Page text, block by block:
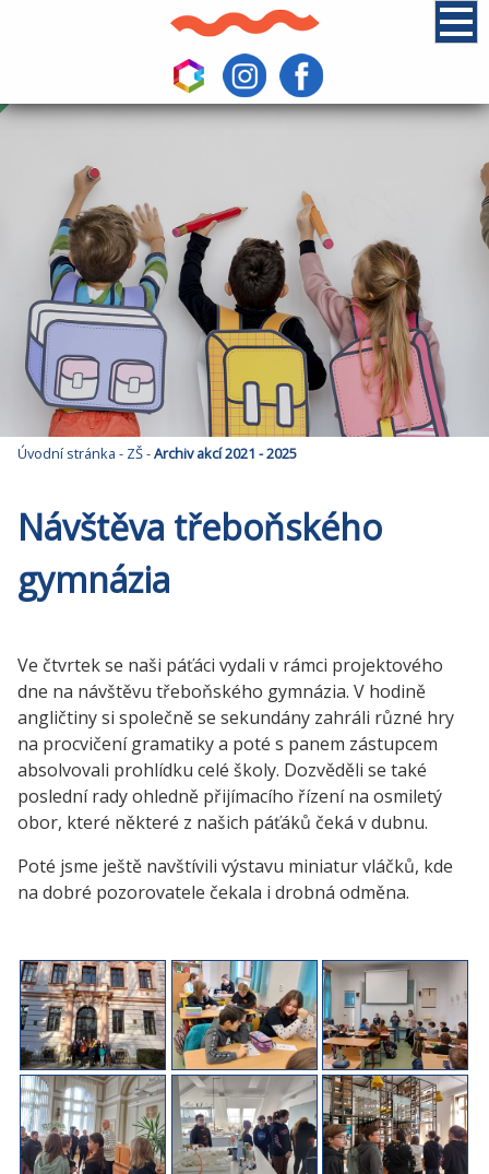
Úvodní stránka - ZŠ-Archiv akcí 2021 - 2025
Návštěva třeboňského
gymnázia
Ve čtvrtek se naši páťáci vydali v rámci projektového
dne na návštěvu třeboňského gymnázia. V hodině
angličtiny si společně se sekundány zahráli různé hry
na procvičení gramatiky a poté s panem zástupcem
absolvovali prohlídku celé školy. Dozvěděli se také
poslední rady ohledně přijímacího řízení na osmiletý
obor, které některé z našich páťáků čeká v dubnu.
Poté jsme ještě navštívili výstavu miniatur vláčků, kde
na dobré pozorovatele čekala i drobná odměna.